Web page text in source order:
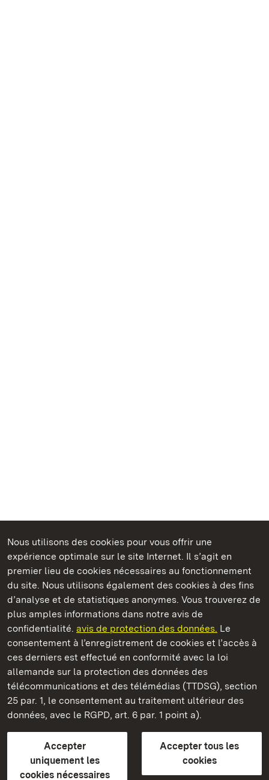
Nous utilisons des cookies pour vous offrir une
expérience optimale sur le site Internet. Il s’agit en
premier lieu de cookies nécessaires au fonctionnement
du site. Nous utilisons également des cookies à des fins
d’analyse et de statistiques anonymes. Vous trouverez de
plus amples informations dans notre avis de
confidentialité. avis de protection des données. Le
consentement à l’enregistrement de cookies et l’accès à
ces derniers est effectué en conformité avec la loi
allemande sur la protection des données des
télécommunications et des télémédias (TTDSG), section
25 par. 1, le consentement au traitement ultérieur des
données, avec le RGPD, art. 6 par. 1 point a).
Accepter
uniquement les
cookies nécessaires
Accepter tous les
cookies
Châteaux et jardins publics du Bade-Wurtemberg
Staatliche Schlösser und Gärten Baden‑Württemberg
Châteaux et jardins publics du Bade-Wurtemberg
ContactFAQ et réponsesMentions légales
Protection des données
Explications sur l’accessibilité
BITV-konform (geprüfte Seiten)
plus loin
Accueil